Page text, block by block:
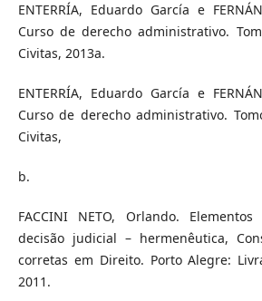
ENTERRÍA, Eduardo García e
Curso de derecho administrativo.
Civitas, 2013a.
ENTERRÍA, Eduardo García e
Curso de derecho administrativo.
Civitas,
b.
FACCINI NETO, Orlando.
decisão judicial – hermenêutica,
corretas em Direito. Porto Alegre:
2011.